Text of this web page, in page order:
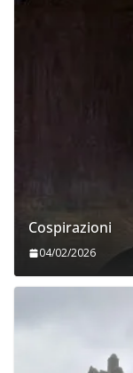
Cospirazioni
04/02/2026